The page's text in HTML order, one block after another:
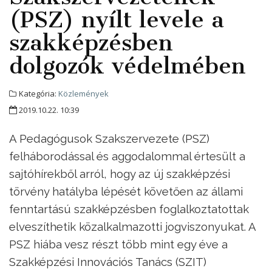
(PSZ) nyílt levele a
szakképzésben
dolgozók védelmében
Kategória: Közlemények
2019.10.22. 10:39
A Pedagógusok Szakszervezete (PSZ)
felháborodással és aggodalommal értesült a
sajtóhírekből arról, hogy az új szakképzési
törvény hatályba lépését követően az állami
fenntartású szakképzésben foglalkoztatottak
elveszíthetik közalkalmazotti jogviszonyukat. A
PSZ hiába vesz részt több mint egy éve a
Szakképzési Innovációs Tanács (SZIT)